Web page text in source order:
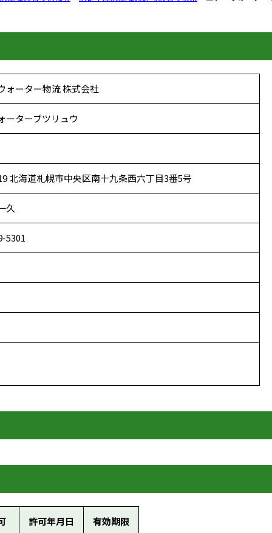
ォーター物流 株式会社
ーターブツリュウ
北海道札幌市中央区南十九条西六丁目3番5号
久
5301
許可年月日 有効期限